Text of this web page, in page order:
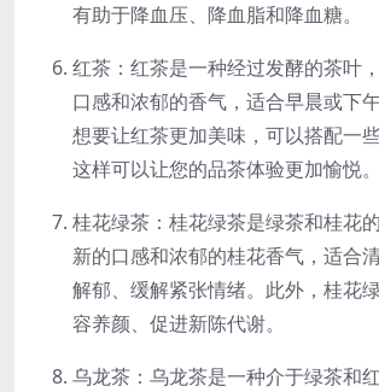
有助于降血压、降血脂和降血糖。
红茶：红茶是一种经过发酵的茶叶
口感和浓郁的香气，适合早晨或下
想要让红茶更加美味，可以搭配一
这样可以让您的品茶体验更加愉悦。
桂花绿茶：桂花绿茶是绿茶和桂花
新的口感和浓郁的桂花香气，适合
解郁、缓解紧张情绪。此外，桂花
容养颜、促进新陈代谢。
乌龙茶：乌龙茶是一种介于绿茶和